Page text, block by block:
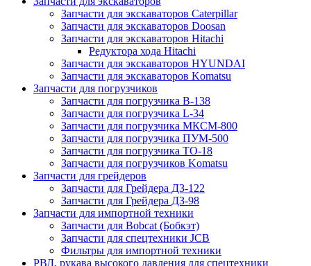
Запчасти для экскаваторов Caterpillar
Запчасти для экскаваторов Doosan
Запчасти для экскаваторов Hitachi
Редуктора хода Hitachi
Запчасти для экскаваторов HYUNDAI
Запчасти для экскаваторов Komatsu
Запчасти для погрузчиков
Запчасти для погрузчика B-138
Запчасти для погрузчика L-34
Запчасти для погрузчика МКСМ-800
Запчасти для погрузчика ПУМ-500
Запчасти для погрузчика ТО-18
Запчасти для погрузчиков Komatsu
Запчасти для грейдеров
Запчасти для Грейдера ДЗ-122
Запчасти для Грейдера ДЗ-98
Запчасти для импортной техники
Запчасти для Bobcat (Бобкэт)
Запчасти для спецтехники JCB
Фильтры для импортной техники
РВД, рукава высокого давления для спецтехники